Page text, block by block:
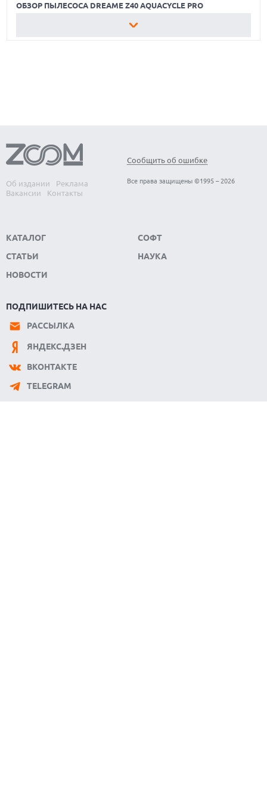
ОБЗОР ПЫЛЕСОСА DREAME Z40 AQUACYCLE PRO
ЛУЧШИЕ ВИДЕОРЕГИСТРАТОРЫ В 2026 ГОДУ
Об издании
Реклама
Вакансии
Контакты
Сообщить об ошибке
Все права защищены ©1995 – 2026
КАТАЛОГ
СТАТЬИ
НОВОСТИ
СОФТ
НАУКА
ПОДПИШИТЕСЬ НА НАС
РАССЫЛКА
ЯНДЕКС.ДЗЕН
ВКОНТАКТЕ
TELEGRAM